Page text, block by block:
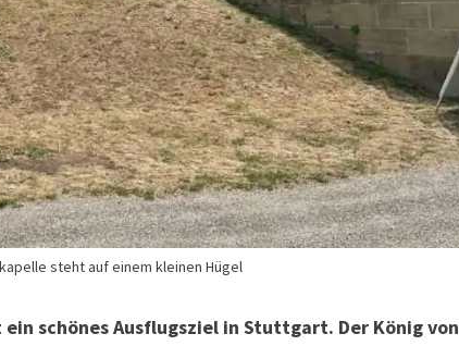
steht auf einem kleinen Hügel
schönes Ausflugsziel in Stuttgart. Der König von